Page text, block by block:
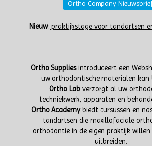
Ortho Company Nieuwsbrief
Nieuw: praktijkstage voor tandartsen
Ortho Suppliesintroduceert een
uw orthodontische materialen kan
Ortho Labverzorgt al uw
techniekwerk, apparaten en
Ortho Academybiedt cursussen en
tandartsen die maxillofaciale
orthodontie in de eigen praktijk
uitbreiden.